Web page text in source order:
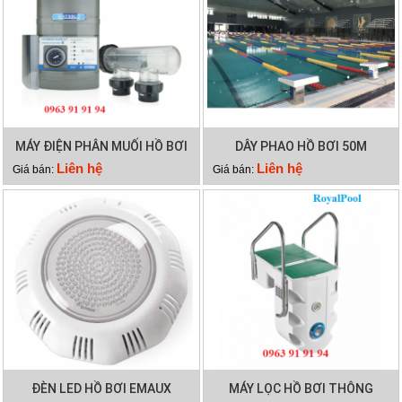
MÁY ĐIỆN PHÂN MUỐI HỒ BƠI
WATERCO HYDROCHLOR MK3
ST 3000
Giá bán: Liên hệ
DÂY PHAO HỒ BƠI 50M
Giá bán: Liên hệ
ĐÈN LED HỒ BƠI EMAUX
MÁY LỌC HỒ BƠI THÔNG